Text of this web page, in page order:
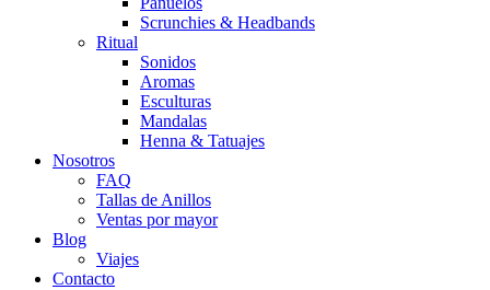
Scrunchies & Headbands
Ritual
Sonidos
Aromas
Esculturas
Mandalas
Henna & Tatuajes
Nosotros
FAQ
Tallas de Anillos
Ventas por mayor
Blog
Viajes
Contacto